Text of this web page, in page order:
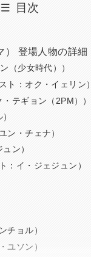
目次
） 登場人物の詳細
（少女時代））
ト：オク・イェリン）
テギョン（2PM））
ン・チェナ）
ン）
：イ・ジェジュン）
チョル）
ユソン）